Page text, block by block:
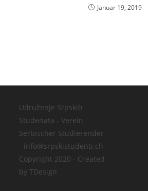
Januar 19, 2019
Udruženje Srpskih
Studenata - Verein
Serbischer Studierender
- info@srpskistudenti.ch
Copyright 2020 - Created
by TDesign